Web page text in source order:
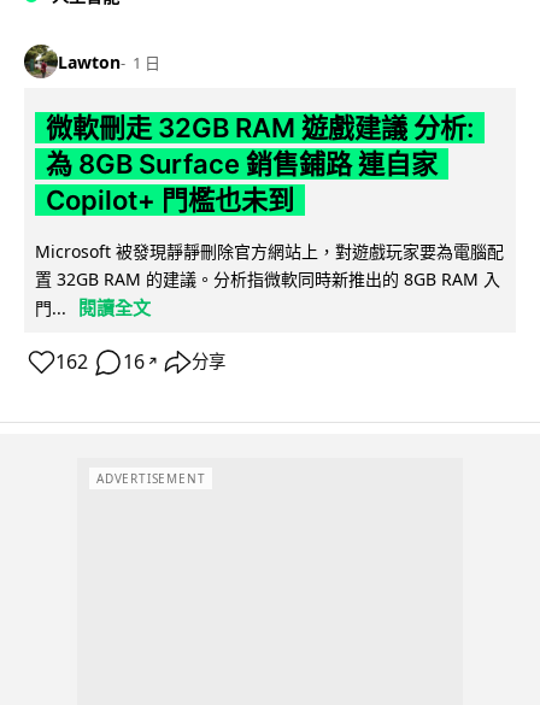
Lawton 1 日
微軟刪走 32GB RAM 遊戲建議 分析:
為 8GB Surface 銷售鋪路 連自家
Copilot+ 門檻也未到
Microsoft 被發現靜靜刪除官方網站上，對遊戲玩家要為電腦配
置 32GB RAM 的建議。分析指微軟同時新推出的 8GB RAM 入
門...
閱讀全文
162 16 ↗ 分享
ADVERTISEMENT